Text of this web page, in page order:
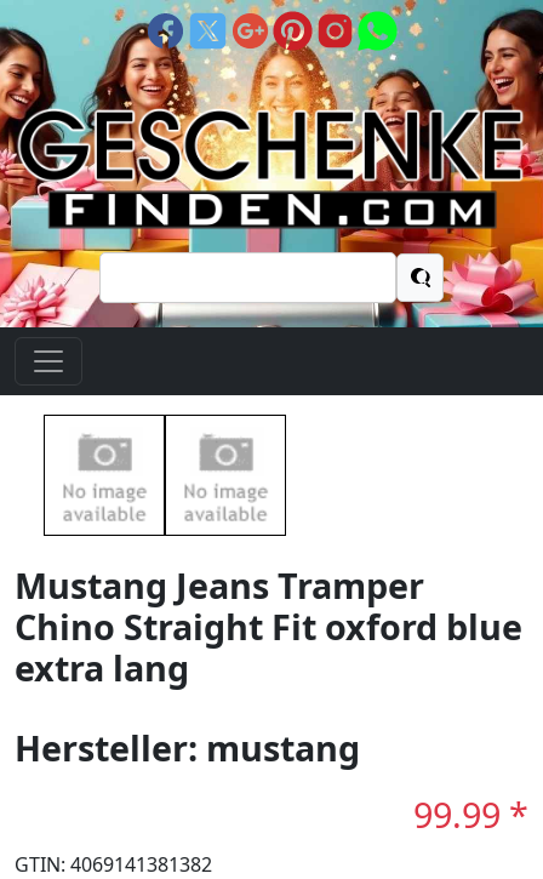
Suchen
nach:
Mustang Jeans Tramper
Chino Straight Fit oxford blue
extra lang
Hersteller: mustang
99.99 *
GTIN: 4069141381382